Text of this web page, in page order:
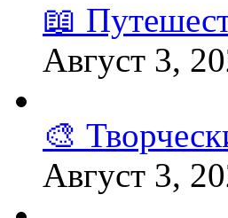
📖
Август 3,
🎨
Август 3,